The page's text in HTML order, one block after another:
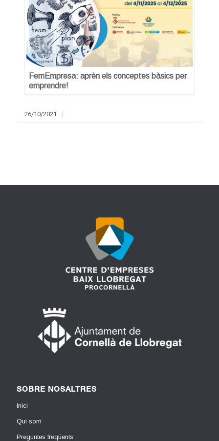
FemEmpresa: aprèn els conceptes bàsics per
emprendre!
26/10/2021 /
SOBRE NOSALTRES
Inici
Qui som
Preguntes freqüents